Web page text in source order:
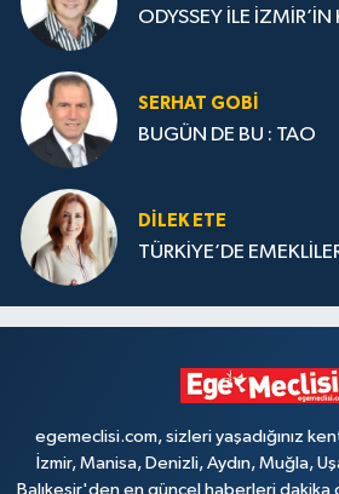
ODYSSEY İLE
SERHAT GOBİ
BUGÜN DE BU : TAO
DILEK ETE
TÜRKİYE’DE
egemeclisi.com, sizleri yaşadığınız
İzmir, Manisa, Denizli, Aydın, Muğla,
Balıkesir'den en güncel haberleri dakika